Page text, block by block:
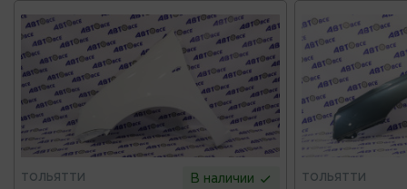
ТОЛЬЯТТИ В наличии ТОЛЬЯТТИ